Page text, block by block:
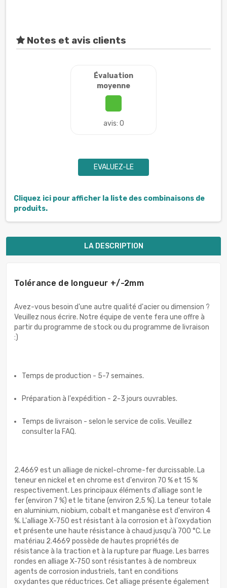
Notes et avis clients
Évaluation
moyenne
avis: 0
EVALUEZ-LE
Cliquez ici pour afficher la liste des combinaisons de
produits.
LA DESCRIPTION
Tolérance de longueur +/-2mm
Avez-vous besoin d'une autre qualité d'acier ou dimension ?
Veuillez nous écrire. Notre équipe de vente fera une offre à
partir du programme de stock ou du programme de livraison
:)
Temps de production - 5-7 semaines.
Préparation à l'expédition - 2-3 jours ouvrables.
Temps de livraison - selon le service de colis. Veuillez
consulter la FAQ.
2.4669 est un alliage de nickel-chrome-fer durcissable. La
teneur en nickel et en chrome est d'environ 70 % et 15 %
respectivement. Les principaux éléments d'alliage sont le
fer (environ 7 %) et le titane (environ 2,5 %). La teneur totale
en aluminium, niobium, cobalt et manganèse est d'environ 4
%. L'alliage X-750 est résistant à la corrosion et à l'oxydation
et présente une haute résistance à chaud jusqu'à 700 °C. Le
matériau 2.4669 possède de hautes propriétés de
résistance à la traction et à la rupture par fluage. Les barres
rondes en alliage X-750 sont résistantes à de nombreux
agents de corrosion industriels, tant en conditions
oxydantes que réductrices. Cet alliage présente également